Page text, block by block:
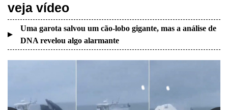
veja vídeo
Uma garota salvou um cão-lobo gigante, mas a análise de
DNA revelou algo alarmante